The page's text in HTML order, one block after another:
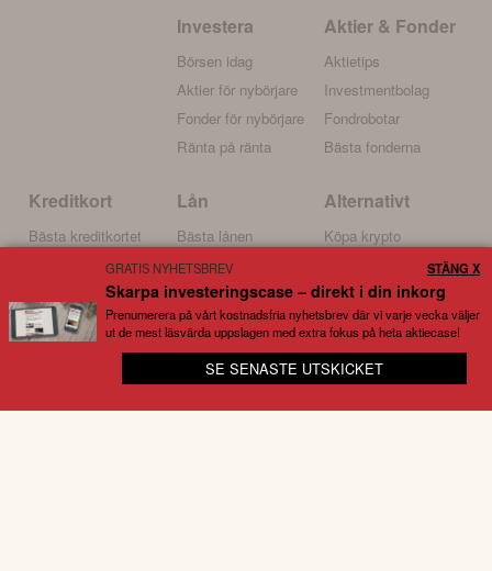
Investera
Börsen idag
Aktier för nybörjare
Fonder för nybörjare
Ränta på ränta
Aktier & Fonder
Aktietips
Investmentbolag
Fondrobotar
Bästa fonderna
Kreditkort
Bästa kreditkortet
Kreditkort för resor
Kreditkort med bonus
Bensinkort
Lån
Bästa lånen
Billiga lån
Lån med låg ränta
Samla lån
Alternativt
Köpa krypto
Ethereum
Investera i guld
Kort om oss
Börskollen är en prisvinnande nyhetstidning och tjänst för
🚀 Missa inte en riktskursändring eller analys
GRATIS NYHETSBREV
Skarpa investeringscase – direkt i din inkorg
Prenumerera på vårt kostnadsfria nyhetsbrev där vi varje vecka väljer
ut de mest läsvärda uppslagen med extra fokus på heta aktiecase!
SE SENASTE UTSKICKET
STÄNG X